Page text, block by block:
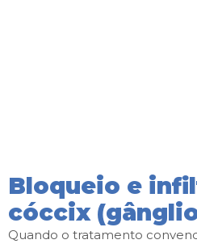
Bloqueio e
cóccix
Quando o tratamento